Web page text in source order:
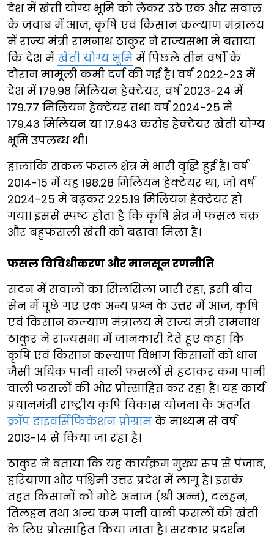
देश में खेती योग्य भूमि को लेकर उठे एक और सवाल
के जवाब में आज, कृषि एवं किसान कल्याण मंत्रालय
में राज्य मंत्री रामनाथ ठाकुर ने राज्यसभा में बताया
कि देश में खेती योग्य भूमि में पिछले तीन वर्षों के
दौरान मामूली कमी दर्ज की गई है। वर्ष 2022-23 में
देश में 179.98 मिलियन हेक्टेयर, वर्ष 2023-24 में
179.77 मिलियन हेक्टेयर तथा वर्ष 2024-25 में
179.43 मिलियन या 17.943 करोड़ हेक्टेयर खेती योग्य
भूमि उपलब्ध थी।
हालांकि सकल फसल क्षेत्र में भारी वृद्धि हुई है। वर्ष
2014-15 में यह 198.28 मिलियन हेक्टेयर था, जो वर्ष
2024-25 में बढ़कर 225.19 मिलियन हेक्टेयर हो
गया। इससे स्पष्ट होता है कि कृषि क्षेत्र में फसल चक्र
और बहुफसली खेती को बढ़ावा मिला है।
फसल विविधीकरण और मानसून रणनीति
सदन में सवालों का सिलसिला जारी रहा, इसी बीच
सेन में पूछे गए एक अन्य प्रश्न के उत्तर में आज, कृषि
एवं किसान कल्याण मंत्रालय में राज्य मंत्री रामनाथ
ठाकुर ने राज्यसभा में जानकारी देते हुए कहा कि
कृषि एवं किसान कल्याण विभाग किसानों को धान
जैसी अधिक पानी वाली फसलों से हटाकर कम पानी
वाली फसलों की ओर प्रोत्साहित कर रहा है। यह कार्य
प्रधानमंत्री राष्ट्रीय कृषि विकास योजना के अंतर्गत
क्रॉप डाइवर्सिफिकेशन प्रोग्राम के माध्यम से वर्ष
2013-14 से किया जा रहा है।
ठाकुर ने बताया कि यह कार्यक्रम मुख्य रूप से पंजाब,
हरियाणा और पश्चिमी उत्तर प्रदेश में लागू है। इसके
तहत किसानों को मोटे अनाज (श्री अन्न), दलहन,
तिलहन तथा अन्य कम पानी वाली फसलों की खेती
के लिए प्रोत्साहित किया जाता है। सरकार प्रदर्शन